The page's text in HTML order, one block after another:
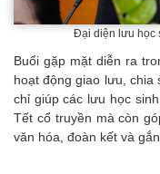
Đại diện lưu học
Buổi gặp mặt diễn ra
hoạt động giao lưu, chia
chỉ giúp các lưu học
Tết cổ truyền mà còn
văn hóa, đoàn kết và